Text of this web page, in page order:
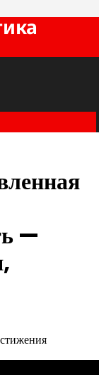
—